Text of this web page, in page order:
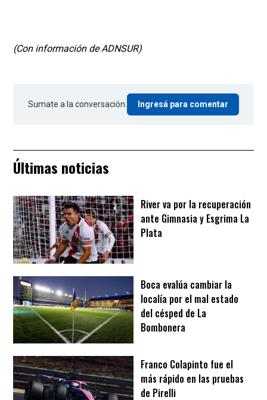
(Con información de ADNSUR)
Sumate a la conversación. Ingresá para comentar
Últimas noticias
River va por la recuperación
ante Gimnasia y Esgrima La
Plata
Boca evalúa cambiar la
localía por el mal estado
del césped de La
Bombonera
Franco Colapinto fue el
más rápido en las pruebas
de Pirelli